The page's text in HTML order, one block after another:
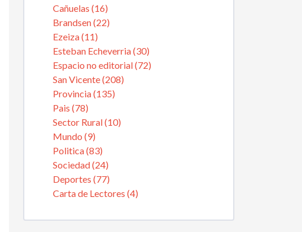
Cañuelas (16)
Brandsen (22)
Ezeiza (11)
Esteban Echeverria (30)
Espacio no editorial (72)
San Vicente (208)
Provincia (135)
Pais (78)
Sector Rural (10)
Mundo (9)
Politica (83)
Sociedad (24)
Deportes (77)
Carta de Lectores (4)